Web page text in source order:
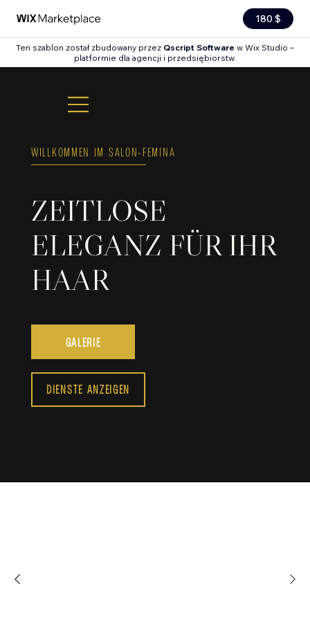
180 $
Ten szablon został zbudowany przez Qscript Software w Wix Studio –
platformie dla agencji i przedsiębiorstw.